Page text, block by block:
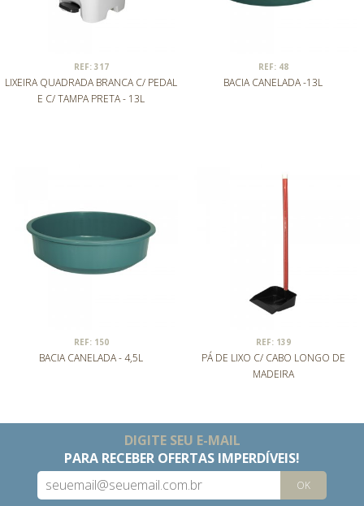
REF: 317
LIXEIRA QUADRADA BRANCA C/ PEDAL
E C/ TAMPA PRETA - 13L
REF: 48
BACIA CANELADA -13L
REF: 150
BACIA CANELADA - 4,5L
REF: 139
PÁ DE LIXO C/ CABO LONGO DE
MADEIRA
DIGITE SEU E-MAIL
PARA RECEBER OFERTAS IMPERDÍVEIS!
OK